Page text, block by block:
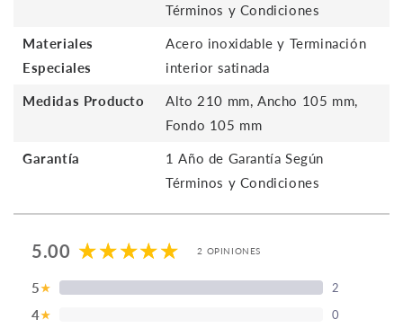
Términos y Condiciones
Materiales
Especiales
Acero inoxidable y Terminación
interior satinada
Medidas Producto
Alto 210 mm, Ancho 105 mm,
Fondo 105 mm
Garantía
1 Año de Garantía Según
Términos y Condiciones
5.00 2 OPINIONES
5★ 2
4★ 0